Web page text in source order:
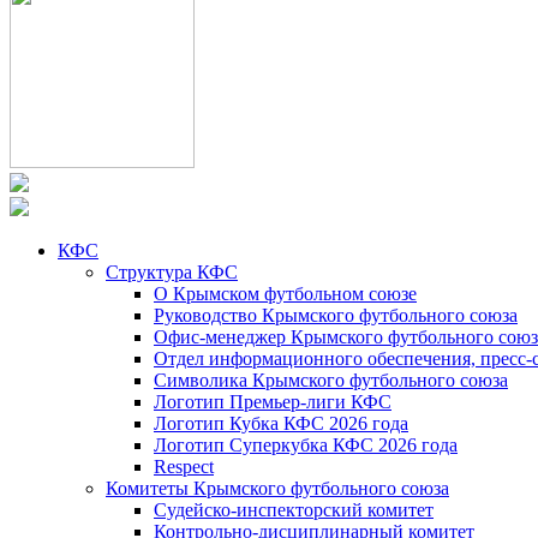
КФС
Структура КФС
О Крымском футбольном союзе
Руководство Крымского футбольного союза
Офис-менеджер Крымского футбольного
Отдел информационного обеспечения, пресс-
Символика Крымского футбольного союза
Логотип Премьер-лиги КФС
Логотип Кубка КФС 2026 года
Логотип Суперкубка КФС 2026 года
Respect
Комитеты Крымского футбольного союза
Судейско-инспекторский комитет
Контрольно-дисциплинарный комитет